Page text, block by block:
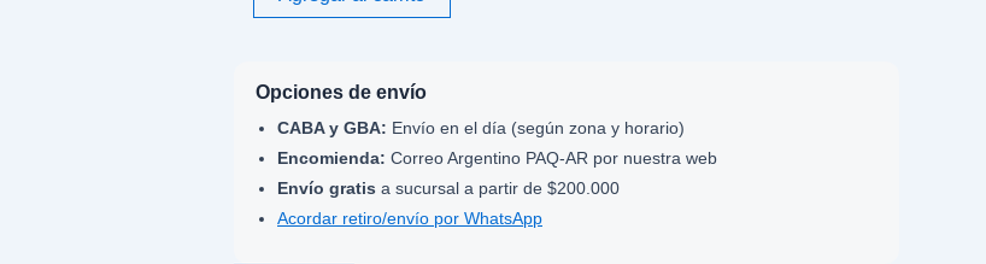
Opciones de envío
CABA y GBA: Envío en el día (según zona y horario)
Encomienda: Correo Argentino PAQ-AR por nuestra web
Envío gratis a sucursal a partir de $200.000
Acordar retiro/envío por WhatsApp